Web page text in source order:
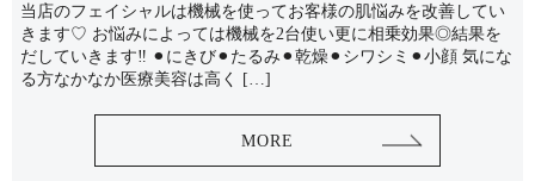
当店のフェイシャルは機械を使ってお客様の肌悩みを改善してい
きます♡ お悩みによっては機械を2台使い更に相乗効果◎結果を
だしていきます‼️ ⚫︎にきび⚫︎たるみ⚫︎乾燥⚫︎シワシミ⚫︎小顔 気にな
る方なかなか医療美容は高く […]
MORE